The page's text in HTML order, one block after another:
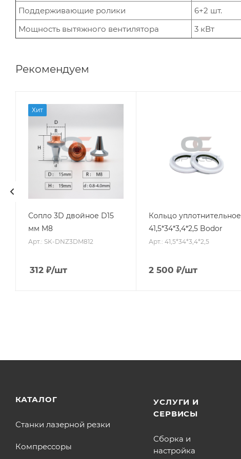
Поддерживающие ролики
6+2 шт.
Мощность вытяжного вентилятора
3 кВт
Рекомендуем
Хит
Сопло 3D двойное D15
мм M8
Арт.: SK-DNZ3DM812
312₽/шт
Кольцо уплотнительное
41,5*34*3,4*2,5 Bodor
Арт.: 41,5*34*3,4*2,5
2 500 ₽/шт
КАТАЛОГ
Станки лазерной резки
Компрессоры
УСЛУГИ И
СЕРВИСЫ
Сборка и
настройка